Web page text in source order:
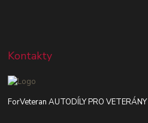
Kontakty
ForVeteran AUTODÍLY PRO VETERÁNY